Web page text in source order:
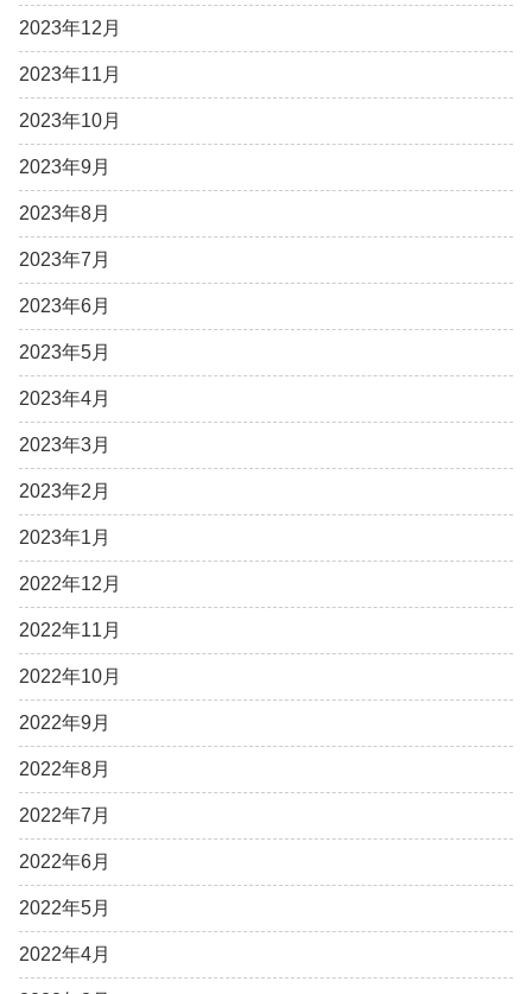
2023年12月
2023年11月
2023年10月
2023年9月
2023年8月
2023年7月
2023年6月
2023年5月
2023年4月
2023年3月
2023年2月
2023年1月
2022年12月
2022年11月
2022年10月
2022年9月
2022年8月
2022年7月
2022年6月
2022年5月
2022年4月